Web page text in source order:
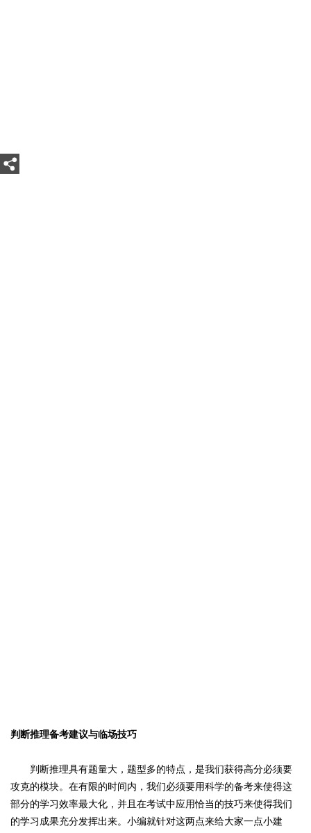
判断推理备考建议与临场技巧
判断推理具有题量大，题型多的特点，是我们获得高分必须要
攻克的模块。在有限的时间内，我们必须要用科学的备考来使得这
部分的学习效率最大化，并且在考试中应用恰当的技巧来使得我们
的学习成果充分发挥出来。小编就针对这两点来给大家一点小建